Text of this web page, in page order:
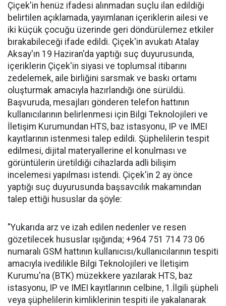
Çiçek'in henüz ifadesi alınmadan suçlu ilan edildiği
belirtilen açıklamada, yayımlanan içeriklerin ailesi ve
iki küçük çocuğu üzerinde geri döndürülemez etkiler
bırakabileceği ifade edildi. Çiçek'in avukatı Atalay
Aksay'ın 19 Haziran'da yaptığı suç duyurusunda,
içeriklerin Çiçek'in siyasi ve toplumsal itibarını
zedelemek, aile birliğini sarsmak ve baskı ortamı
oluşturmak amacıyla hazırlandığı öne sürüldü.
Başvuruda, mesajları gönderen telefon hattının
kullanıcılarının belirlenmesi için Bilgi Teknolojileri ve
İletişim Kurumundan HTS, baz istasyonu, IP ve IMEI
kayıtlarının istenmesi talep edildi. Şüphelilerin tespit
edilmesi, dijital materyallerine el konulması ve
görüntülerin üretildiği cihazlarda adli bilişim
incelemesi yapılması istendi. Çiçek'in 2 ay önce
yaptığı suç duyurusunda başsavcılık makamından
talep ettiği hususlar da şöyle:
"Yukarıda arz ve izah edilen nedenler ve resen
gözetilecek hususlar ışığında; +964 751 714 73 06
numaralı GSM hattının kullanıcısı/kullanıcılarının tespiti
amacıyla ivedilikle Bilgi Teknolojileri ve İletişim
Kurumu'na (BTK) müzekkere yazılarak HTS, baz
istasyonu, IP ve IMEI kayıtlarının celbine, 1.İlgili şüpheli
veya şüphelilerin kimliklerinin tespiti ile yakalanarak